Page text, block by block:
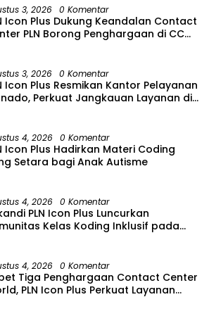
Santai lebih Dekat Dan
3, 2026 0 Komentar
Icon Plus Dukung Keandalan Contact
PLN Borong Penghargaan di CCW
3, 2026 0 Komentar
Icon Plus Resmikan Kantor Pelayanan
Perkuat Jangkauan Layanan di
4, 2026 0 Komentar
Icon Plus Hadirkan Materi Coding
Setara bagi Anak Autisme
4, 2026 0 Komentar
PLN Icon Plus Luncurkan
Kelas Koding Inklusif pada
4, 2026 0 Komentar
Tiga Penghargaan Contact Center
PLN Icon Plus Perkuat Layanan